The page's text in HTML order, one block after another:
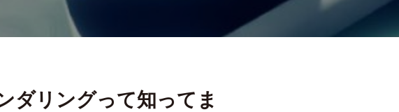
ダリングって知ってま